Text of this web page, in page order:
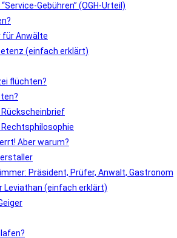
Gebühren” (OGH-Urteil)
für Anwälte
(einfach erklärt)
flüchten?
Rückscheinbrief
Aber warum?
Präsident, Prüfer, Anwalt, Gastronom
Leviathan (einfach erklärt)